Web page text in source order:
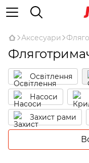
Аксесуари
Освітлення
Насоси
Захист рами